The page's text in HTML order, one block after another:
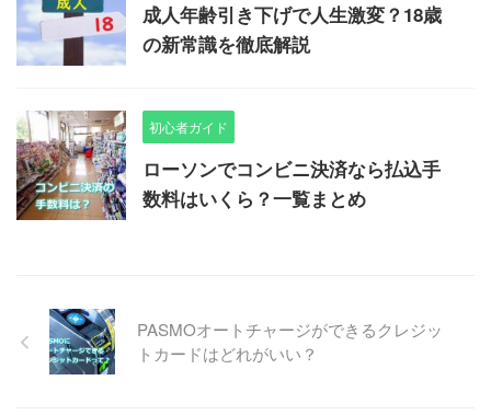
成人年齢引き下げで人生激変？18歳
の新常識を徹底解説
初心者ガイド
ローソンでコンビニ決済なら払込手
数料はいくら？一覧まとめ
PASMOオートチャージができるクレジッ
トカードはどれがいい？